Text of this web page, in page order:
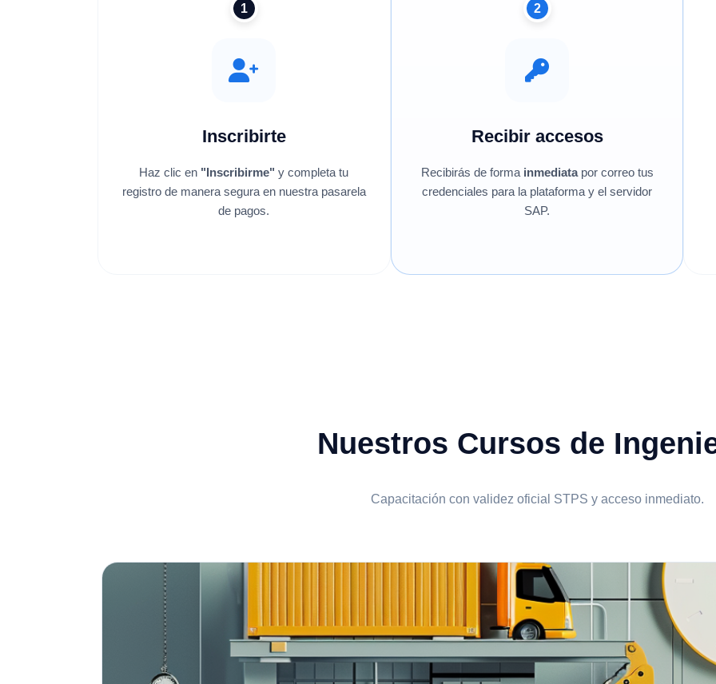
1
Inscribirte
Haz clic en "Inscribirme" y completa tu
registro de manera segura en nuestra pasarela
de pagos.
2
Recibir accesos
Recibirás de forma inmediatapor correo tus
credenciales para la plataforma y el servidor
SAP.
Nuestros Cursos de
Capacitación con validez oficial STPS y acceso inmediato.